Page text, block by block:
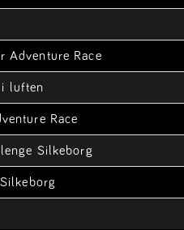
Adventure Race
luften
Race
Silkeborg